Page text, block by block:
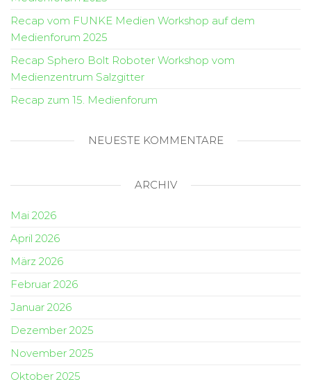
Recap vom FUNKE Medien Workshop auf dem
Medienforum 2025
Recap Sphero Bolt Roboter Workshop vom
Medienzentrum Salzgitter
Recap zum 15. Medienforum
NEUESTE KOMMENTARE
ARCHIV
Mai 2026
April 2026
März 2026
Februar 2026
Januar 2026
Dezember 2025
November 2025
Oktober 2025